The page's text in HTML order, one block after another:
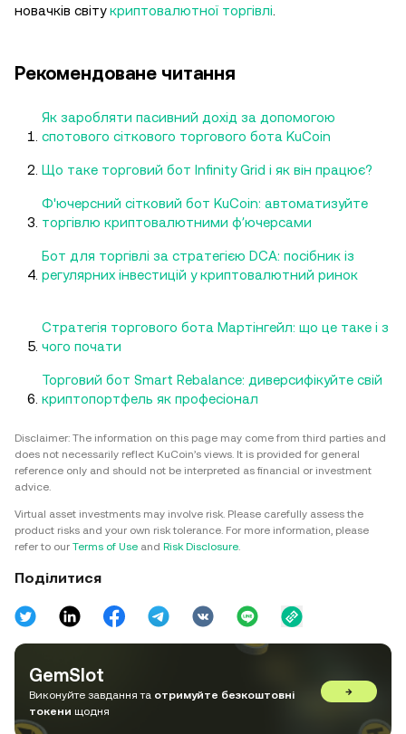
новачків світукриптовалютної торгівлі
Рекомендоване читання
Як заробляти пасивний дохід за допомогою
спотового сіткового торгового бота KuCoin
Що таке торговий бот Infinity Grid і як він працює?
Ф'ючерсний сітковий бот KuCoin: автоматизуйте
торгівлю криптовалютними фʼючерсами
Бот для торгівлі за стратегією DCA: посібник із
регулярних інвестицій у криптовалютний ринок
Стратегія торгового бота Мартінгейл: що це таке і з
чого почати
Торговий бот Smart Rebalance: диверсифікуйте свій
криптопортфель як професіонал
Disclaimer: The information on this page may come from third parties and
does not necessarily reflect KuCoin’s views. It is provided for general
reference only and should not be interpreted as financial or investment
advice.
Virtual asset investments may involve risk. Please carefully assess the
product risks and your own risk tolerance. For more information, please
refer to our Terms of Use and Risk Disclosure.
Поділитися
GemSlot
Виконуйте завдання та отримуйте безкоштовні
токени щодня
→